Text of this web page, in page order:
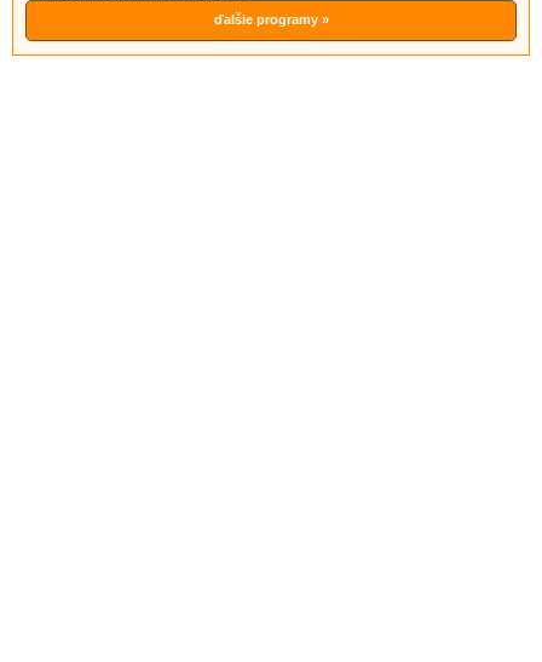
ďalšie programy »